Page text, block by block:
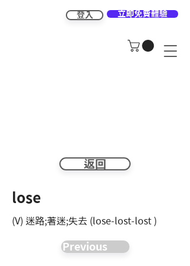
登入 立即免費體驗
返回
lose
(V) 迷路;著迷;失去 (lose-lost-lost )
Previous